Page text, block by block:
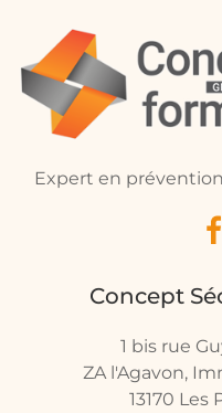
Expert en
Concept
1 bis rue
ZA l'Agavon,
13170 Les